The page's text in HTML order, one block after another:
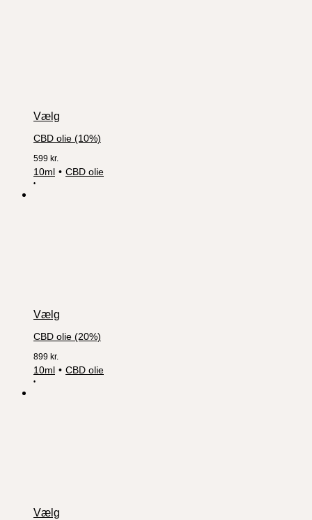
Vælg
CBD olie (10%)
599 kr.
10ml CBD olie
Vælg
CBD olie (20%)
899 kr.
10ml CBD olie
Vælg